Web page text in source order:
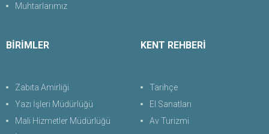
Muhtarlarımız
BİRİMLER
Zabıta Amirliği
Yazı İşleri Müdürlüğü
Mali Hizmetler Müdürlüğü
KENT REHBERİ
Tarihçe
El Sanatları
Av Turizmi